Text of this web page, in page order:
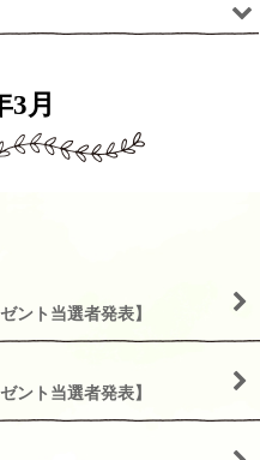
3月
ント当選者発表】
ント当選者発表】